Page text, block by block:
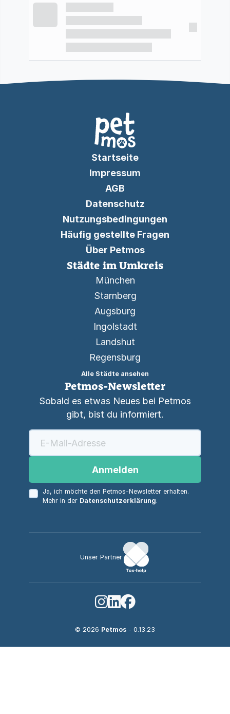
Startseite
Impressum
AGB
Datenschutz
Nutzungsbedingungen
Häufig gestellte Fragen
Über Petmos
Städte im Umkreis
München
Starnberg
Augsburg
Ingolstadt
Landshut
Regensburg
Alle Städte ansehen
Petmos-Newsletter
Sobald es etwas Neues bei Petmos
gibt, bist du informiert.
Anmelden
Ja, ich möchte den Petmos-Newsletter erhalten.
Mehr in der Datenschutzerklärung.
Unser Partner
© 2026 Petmos - 0.13.23